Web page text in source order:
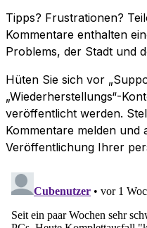
Tipps? Frustrationen?
Kommentare enthalten
Problems, der Stadt und
Hüten Sie sich vor
„Wiederherstellungs“-
veröffentlicht werden.
Kommentare melden und
Veröffentlichung Ihrer